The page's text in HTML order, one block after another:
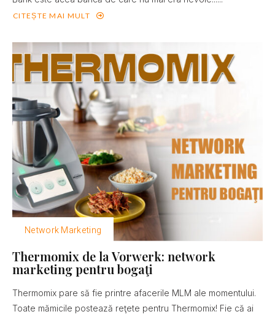
CITEȘTE MAI MULT
Network Marketing
Thermomix de la Vorwerk: network
marketing pentru bogaţi
Thermomix pare să fie printre afacerile MLM ale momentului.
Toate mămicile postează reţete pentru Thermomix! Fie că ai